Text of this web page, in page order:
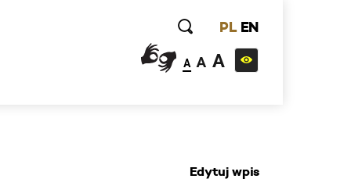
PL EN
A A A
Edytuj wpis